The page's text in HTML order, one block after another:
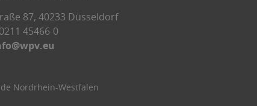
87, 40233 Düsseldorf
45466-0
Nordrhein-Westfalen